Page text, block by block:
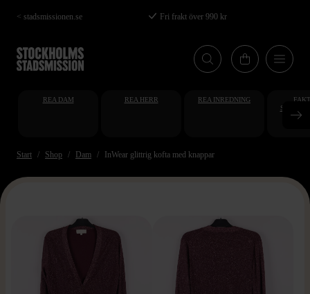
Hoppa
till
huvudinnehåll
< stadsmissionen.se Fri frakt över 990 kr
REA DAM REA HERR REA INREDNING
Start Shop Dam InWear glittrig kofta med knappar